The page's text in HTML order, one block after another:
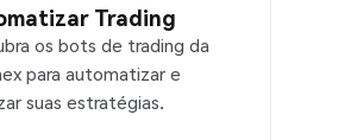
Trading
os bots de trading da
para automatizar e
suas estratégias.